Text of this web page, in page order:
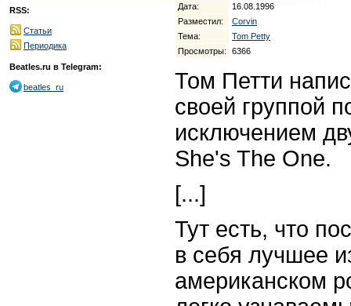
RSS:
Статьи
Периодика
Beatles.ru в Telegram:
beatles_ru
Дата:
16.08.1996
Разместил:
Corvin
Тема:
Tom Petty
Просмотры:
6366
Том Петти
своей группой
исключением
She's The One.
[...]
Тут есть, что
в себя лучшее
американском